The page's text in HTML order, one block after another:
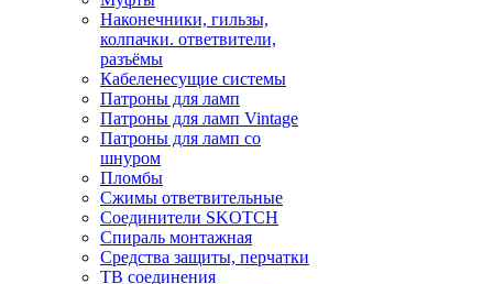
Наконечники, гильзы,
колпачки. ответвители,
разъёмы
Кабеленесущие системы
Патроны для ламп
Патроны для ламп Vintage
Патроны для ламп со
шнуром
Пломбы
Сжимы ответвительные
Соединители SKOTCH
Спираль монтажная
Средства защиты, перчатки
ТВ соединения